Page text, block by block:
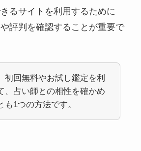
るサイトを利用するために
評判を確認することが重要で
初回無料やお試し鑑定を利
、占い師との相性を確かめ
も1つの方法です。